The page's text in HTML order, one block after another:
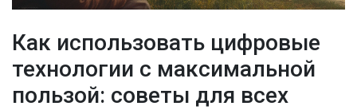
Как использовать цифровые
технологии с максимальной
пользой: советы для всех